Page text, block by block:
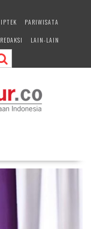
IPTEK
PARIWISATA
LAIN-LAIN